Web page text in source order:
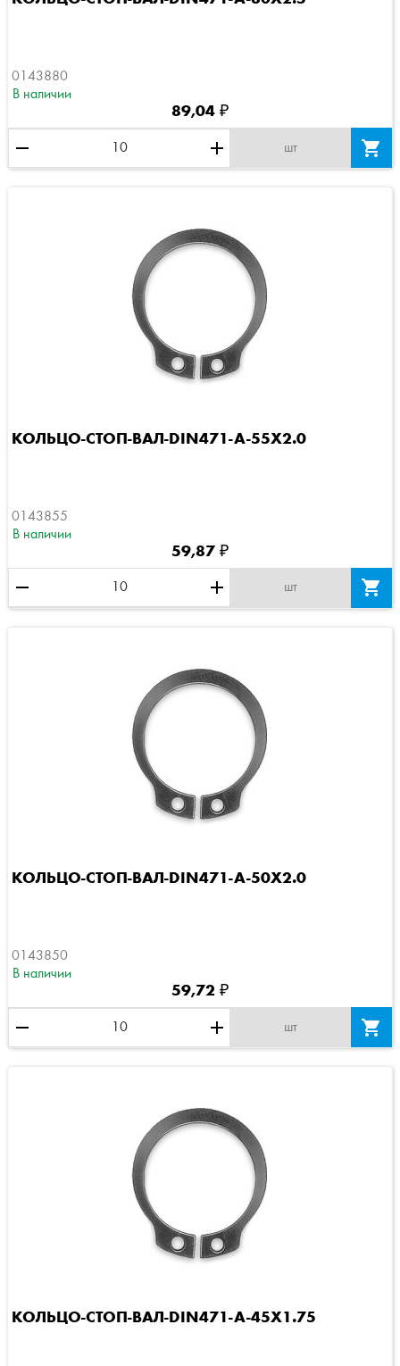
0143880
В наличии
89,04 ₽
remove add шт 
КОЛЬЦО-СТОП-ВАЛ-DIN471-A-55X2.0
0143855
В наличии
59,87 ₽
remove add шт 
КОЛЬЦО-СТОП-ВАЛ-DIN471-A-50X2.0
0143850
В наличии
59,72 ₽
remove add шт 
КОЛЬЦО-СТОП-ВАЛ-DIN471-A-45X1.75